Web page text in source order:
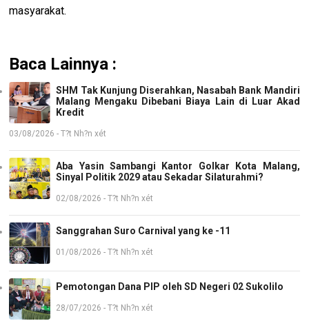
masyarakat.
Baca Lainnya :
SHM Tak Kunjung Diserahkan, Nasabah Bank Mandiri
Malang Mengaku Dibebani Biaya Lain di Luar Akad
Kredit
03/08/2026 - T?t Nh?n xét
Aba Yasin Sambangi Kantor Golkar Kota Malang,
Sinyal Politik 2029 atau Sekadar Silaturahmi?
02/08/2026 - T?t Nh?n xét
Sanggrahan Suro Carnival yang ke -11
01/08/2026 - T?t Nh?n xét
Pemotongan Dana PIP oleh SD Negeri 02 Sukolilo
28/07/2026 - T?t Nh?n xét